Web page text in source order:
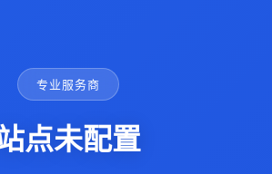
专业服务商
点未配置